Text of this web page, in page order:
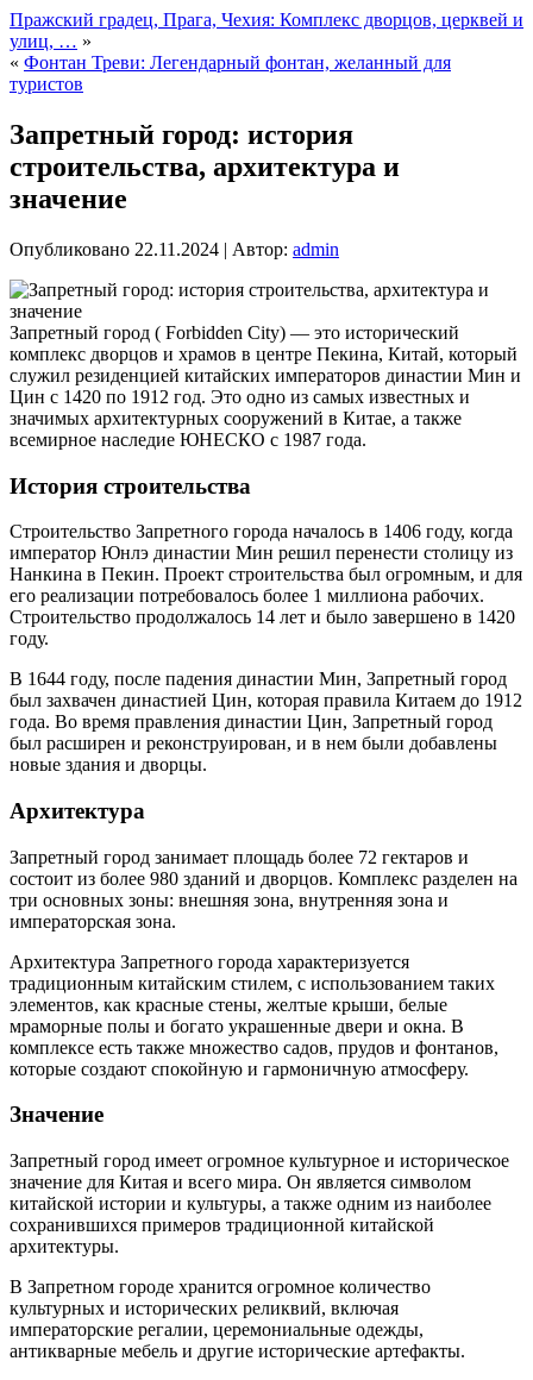
Пражский градец, Прага, Чехия: Комплекс дворцов, церквей и
улиц, … »
« Фонтан Треви: Легендарный фонтан, желанный для
туристов
Запретный город: история
строительства, архитектура и
значение
Опубликовано 22.11.2024 | Автор: admin
Запретный город ( Forbidden City) — это исторический
комплекс дворцов и храмов в центре Пекина, Китай, который
служил резиденцией китайских императоров династии Мин и
Цин с 1420 по 1912 год. Это одно из самых известных и
значимых архитектурных сооружений в Китае, а также
всемирное наследие ЮНЕСКО с 1987 года.
История строительства
Строительство Запретного города началось в 1406 году, когда
император Юнлэ династии Мин решил перенести столицу из
Нанкина в Пекин. Проект строительства был огромным, и для
его реализации потребовалось более 1 миллиона рабочих.
Строительство продолжалось 14 лет и было завершено в 1420
году.
В 1644 году, после падения династии Мин, Запретный город
был захвачен династией Цин, которая правила Китаем до 1912
года. Во время правления династии Цин, Запретный город
был расширен и реконструирован, и в нем были добавлены
новые здания и дворцы.
Архитектура
Запретный город занимает площадь более 72 гектаров и
состоит из более 980 зданий и дворцов. Комплекс разделен на
три основных зоны: внешняя зона, внутренняя зона и
императорская зона.
Архитектура Запретного города характеризуется
традиционным китайским стилем, с использованием таких
элементов, как красные стены, желтые крыши, белые
мраморные полы и богато украшенные двери и окна. В
комплексе есть также множество садов, прудов и фонтанов,
которые создают спокойную и гармоничную атмосферу.
Значение
Запретный город имеет огромное культурное и историческое
значение для Китая и всего мира. Он является символом
китайской истории и культуры, а также одним из наиболее
сохранившихся примеров традиционной китайской
архитектуры.
В Запретном городе хранится огромное количество
культурных и исторических реликвий, включая
императорские регалии, церемониальные одежды,
антикварные мебель и другие исторические артефакты.